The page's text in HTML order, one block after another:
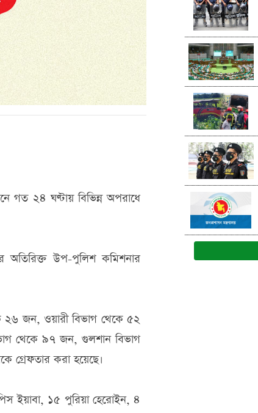
গত ২৪ ঘণ্টায় বিভিন্ন অপরাধে
অতিরিক্ত উপ-পুলিশ কমিশনার
২৬ জন, ওয়ারী বিভাগ থেকে ৫২
থেকে ৯৭ জন, গুলশান বিভাগ
গ্রেফতার করা হয়েছে।
ইয়াবা, ১৫ পুরিয়া হেরোইন, ৪